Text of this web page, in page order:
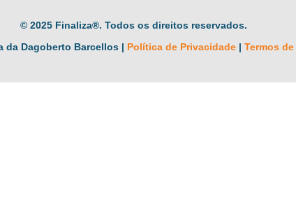
© 2025 Finaliza®. Todos os direitos reservados.
da Dagoberto Barcellos | Política de Privacidade | Termos de